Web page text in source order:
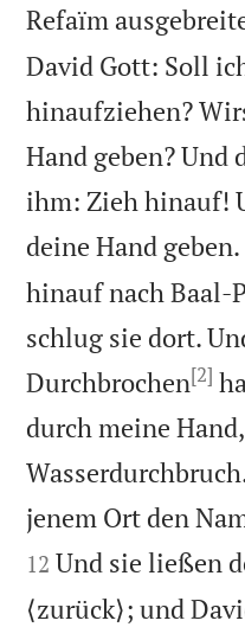
Refaïm
David Gott: Soll
hinaufziehen?
Hand geben? Und
ihm: Zieh hinauf!
deine Hand geben.
hinauf nach Baal-
schlug sie dort.
Durchbrochen[2]
durch meine
jenem Ort den
12 Und sie ließen
⟨zurück⟩; und